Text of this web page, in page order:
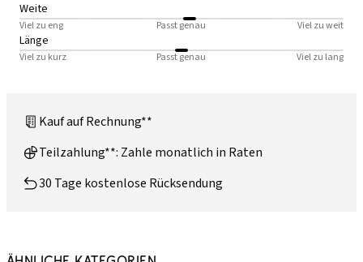
Weite
Viel zu eng Passt genau Viel zu weit
Länge
Viel zu kurz Passt genau Viel zu lang
Kauf auf Rechnung**
Teilzahlung**: Zahle monatlich in Raten
30 Tage kostenlose Rücksendung